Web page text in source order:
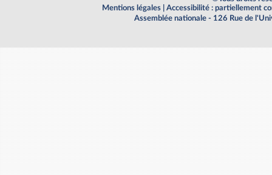
Mentions légales
Accessibilité : partiellement
Assemblée nationale - 126 Rue de